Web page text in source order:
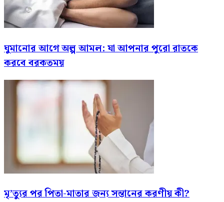
ঘুমানোর আগে অল্প আমল: যা আপনার পুরো রাতকে
করবে বরকতময়
মৃ’ত্যুর পর পিতা-মাতার জন্য সন্তানের করণীয় কী?